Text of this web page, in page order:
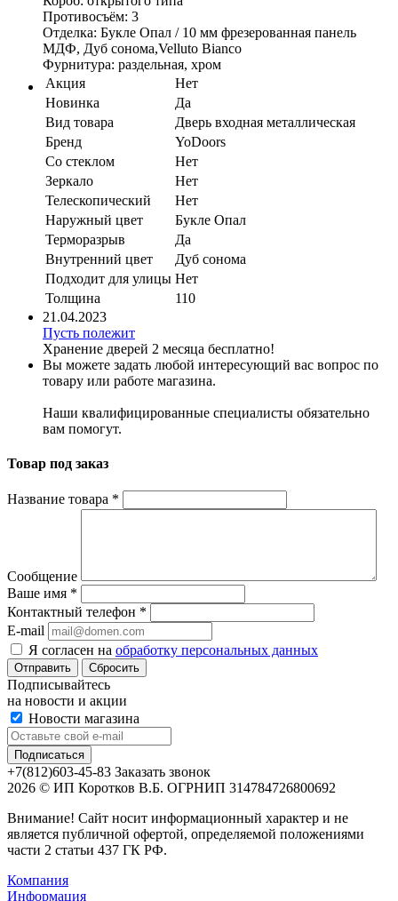
Противосъём: 3
Отделка: Букле Опал / 10 мм фрезерованная панель
МДФ, Дуб сонома,Velluto Bianco
Фурнитура: раздельная, хром
Акция
Нет
Новинка
Да
Вид товара
Дверь входная металлическая
Бренд
YoDoors
Со стеклом
Нет
Зеркало
Нет
Телескопический
Нет
Наружный цвет
Букле Опал
Терморазрыв
Да
Внутренний цвет
Дуб сонома
Подходит для улицы Нет
Толщина
110
21.04.2023
Пусть полежит
Хранение дверей 2 месяца бесплатно!
Вы можете задать любой интересующий вас вопрос по
товару или работе магазина.
Наши квалифицированные специалисты обязательно
вам помогут.
Товар под заказ
Название товара *
Сообщение
Ваше имя *
Контактный телефон *
E-mail
Я согласен на обработку персональных данных
Сбросить
Подписывайтесь
на новости и акции
Новости магазина
+7(812)603-45-83 Заказать звонок
2026 © ИП Коротков В.Б. ОГРНИП 314784726800692
Внимание! Сайт носит информационный характер и не
является публичной офертой, определяемой положениями
части 2 статьи 437 ГК РФ.
Компания
Информация